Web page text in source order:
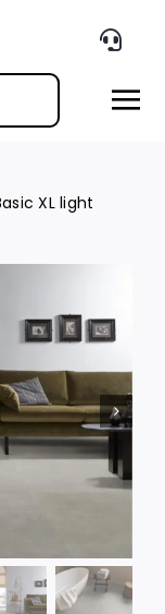
XL light